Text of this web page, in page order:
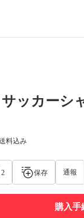
ッカーシ
料込み
2 保存 通報
購入手